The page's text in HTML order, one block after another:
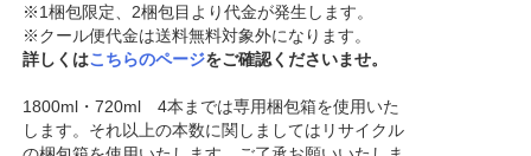
※1梱包限定、2梱包目より代金が発生します。
※クール便代金は送料無料対象外になります。
詳しくはこちらのページをご確認くださいませ。
1800ml・720ml 4本までは専用梱包箱を使用いた
します。それ以上の本数に関しましてはリサイクル